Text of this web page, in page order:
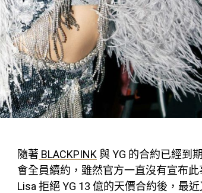
隨著 BLACKPINK 與 YG 的合約已經到
會全員續約，雖然官方一直沒有宣布
Lisa 拒絕 YG 13 億的天價合約後，最